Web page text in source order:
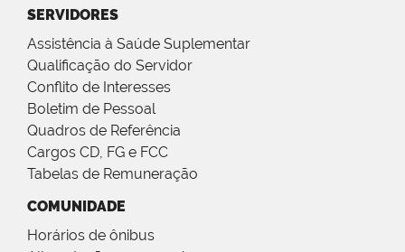
SERVIDORES
Assistência à Saúde Suplementar
Qualificação do Servidor
Conflito de Interesses
Boletim de Pessoal
Quadros de Referência
Cargos CD, FG e FCC
Tabelas de Remuneração
COMUNIDADE
Horários de ônibus